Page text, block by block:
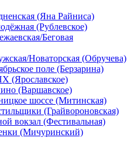
(Яна Райниса)
(Рублевское)
Беговая
Новаторская (Обручева)
поле (Берзарина)
(Ярославское)
(Варшавское)
шоссе (Митинская)
(Грайвороновская)
вокзал (Фестивальная)
(Мичуринский)